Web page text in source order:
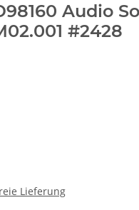
Audio
#2428
Lieferung